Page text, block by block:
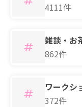
4111件
雑談・お
862件
ワークシ
372件